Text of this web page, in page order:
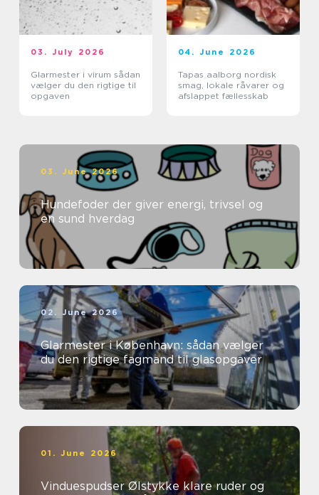
03. July 2026
Glarmester i virum sådan
vælger du den rigtige til
opgaven
04. June 2026
Tapas aalborg nordisk
smag, lokale råvarer og
afslappet fællesskab
03. June 2026
Hundefoder der giver energi, trivsel og
en sund hverdag
02. June 2026
Glarmester i København: sådan vælger
du den rigtige fagmand til glasopgaver
01. June 2026
Vinduespudser Ølstykke klare ruder og